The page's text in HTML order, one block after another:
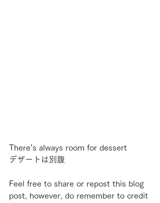
There’s always room for dessert
デザートは別腹
Feel free to share or repost this blog
post, however, do remember to credit